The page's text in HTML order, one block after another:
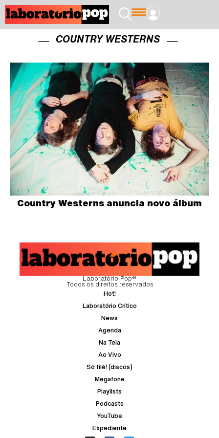
COUNTRY WESTERNS
Country Westerns anuncia novo álbum
Laboratório Pop®
Todos os direitos reservados
Hot!
Laboratório Crítico
News
Agenda
Na Tela
Ao Vivo
Só filé! (discos)
Megafone
Playlists
Podcasts
YouTube
Expediente